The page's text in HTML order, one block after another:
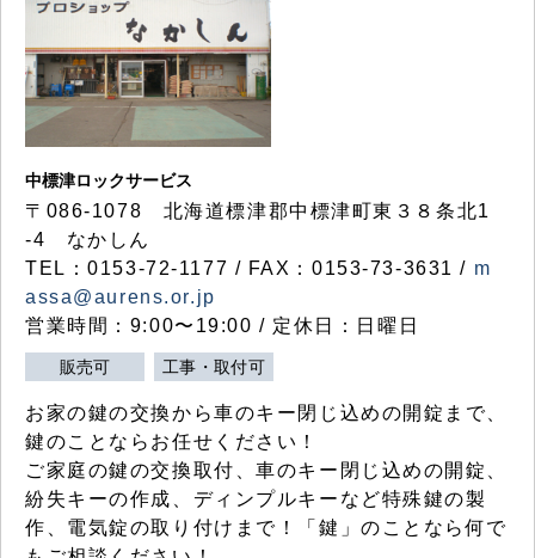
中標津ロックサービス
〒086-1078 北海道標津郡中標津町東３８条北1
-4 なかしん
TEL：0153-72-1177 / FAX：0153-73-3631 / m
assa@aurens.or.jp
営業時間：9:00〜19:00 / 定休日：日曜日
販売可 工事・取付可
お家の鍵の交換から車のキー閉じ込めの開錠まで、
鍵のことならお任せください！
ご家庭の鍵の交換取付、車のキー閉じ込めの開錠、
紛失キーの作成、ディンプルキーなど特殊鍵の製
作、電気錠の取り付けまで！「鍵」のことなら何で